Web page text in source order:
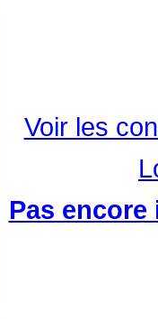
Voir les
Pas